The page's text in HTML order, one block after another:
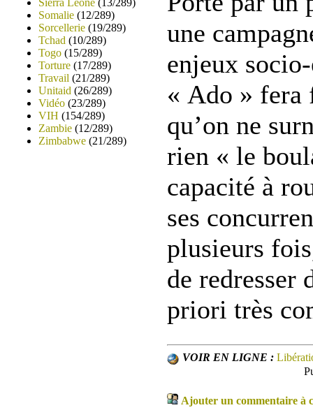
Sierra Leone (13/289)
Somalie (12/289)
Sorcellerie (19/289)
Tchad (10/289)
Togo (15/289)
Torture (17/289)
Travail (21/289)
Unitaid (26/289)
Vidéo (23/289)
VIH (154/289)
Zambie (12/289)
Zimbabwe (21/289)
une
enjeux
« Ado » fera
qu’on ne
rien « le
capacité à
ses
plusieurs
de redresser
priori très
VOIR EN LIGNE :
Ajouter un commentaire à